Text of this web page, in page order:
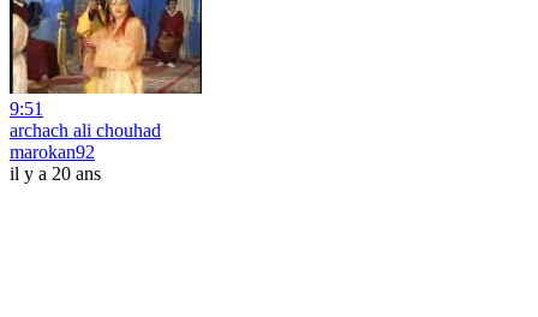
9:51
archach ali chouhad
marokan92
il y a 20 ans